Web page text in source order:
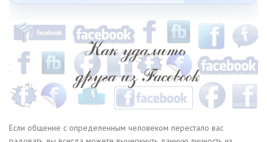
Если общение с определенным человеком перестало вас